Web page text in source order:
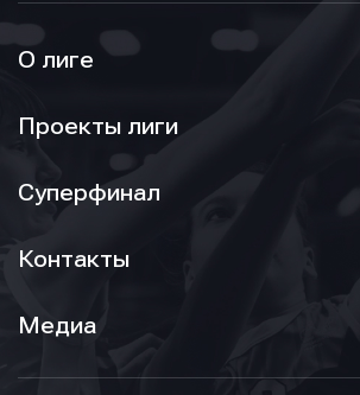
О лиге
Проекты лиги
Суперфинал
Контакты
Медиа